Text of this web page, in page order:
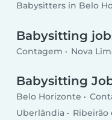
Babysitters in Belo
Babysitting
Contagem Nova
Babysitting
Belo Horizonte
Uberlândia
Ribeirão